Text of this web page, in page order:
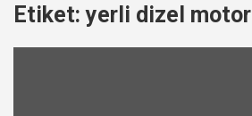
Etiket:yerli dizel motor